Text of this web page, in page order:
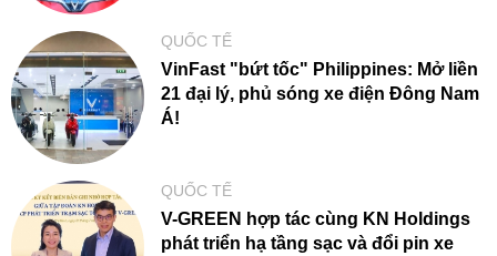
QUỐC TẾ
VinFast "bứt tốc" Philippines: Mở liền
21 đại lý, phủ sóng xe điện Đông Nam
Á!
QUỐC TẾ
V-GREEN hợp tác cùng KN Holdings
phát triển hạ tầng sạc và đổi pin xe